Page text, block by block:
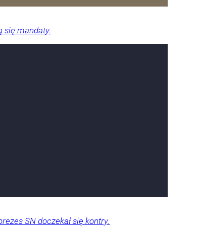
się mandaty.
SN doczekał się kontry.